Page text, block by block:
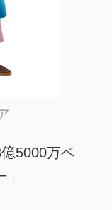
5000万ベ